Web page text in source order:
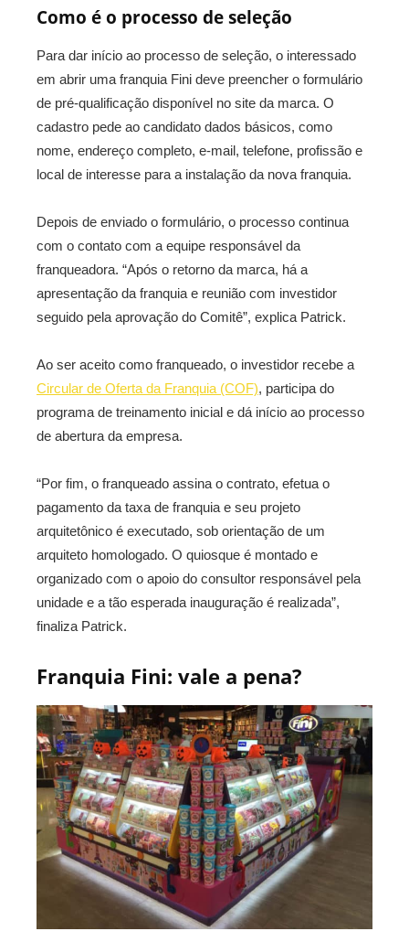
Como é o processo de seleção
Para dar início ao processo de seleção, o interessado
em abrir uma franquia Fini deve preencher o formulário
de pré-qualificação disponível no site da marca. O
cadastro pede ao candidato dados básicos, como
nome, endereço completo, e-mail, telefone, profissão e
local de interesse para a instalação da nova franquia.
Depois de enviado o formulário, o processo continua
com o contato com a equipe responsável da
franqueadora. “Após o retorno da marca, há a
apresentação da franquia e reunião com investidor
seguido pela aprovação do Comitê”, explica Patrick.
Ao ser aceito como franqueado, o investidor recebe a
Circular de Oferta da Franquia (COF), participa do
programa de treinamento inicial e dá início ao processo
de abertura da empresa.
“Por fim, o franqueado assina o contrato, efetua o
pagamento da taxa de franquia e seu projeto
arquitetônico é executado, sob orientação de um
arquiteto homologado. O quiosque é montado e
organizado com o apoio do consultor responsável pela
unidade e a tão esperada inauguração é realizada”,
finaliza Patrick.
Franquia Fini: vale a pena?